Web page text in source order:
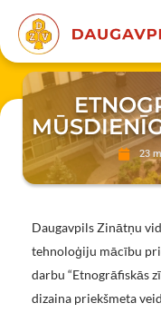
23
Daugavpils Zinātņu
tehnoloģiju mācību
darbu “Etnogrāfiskās
dizaina priekšmeta